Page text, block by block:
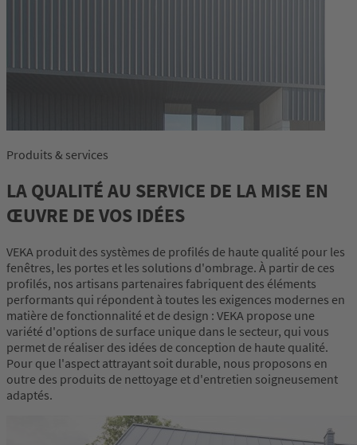
Produits & services
LA QUALITÉ AU SERVICE DE LA MISE EN
ŒUVRE DE VOS IDÉES
VEKA produit des systèmes de profilés de haute qualité pour les
fenêtres, les portes et les solutions d'ombrage. À partir de ces
profilés, nos artisans partenaires fabriquent des éléments
performants qui répondent à toutes les exigences modernes en
matière de fonctionnalité et de design : VEKA propose une
variété d'options de surface unique dans le secteur, qui vous
permet de réaliser des idées de conception de haute qualité.
Pour que l'aspect attrayant soit durable, nous proposons en
outre des produits de nettoyage et d'entretien soigneusement
adaptés.